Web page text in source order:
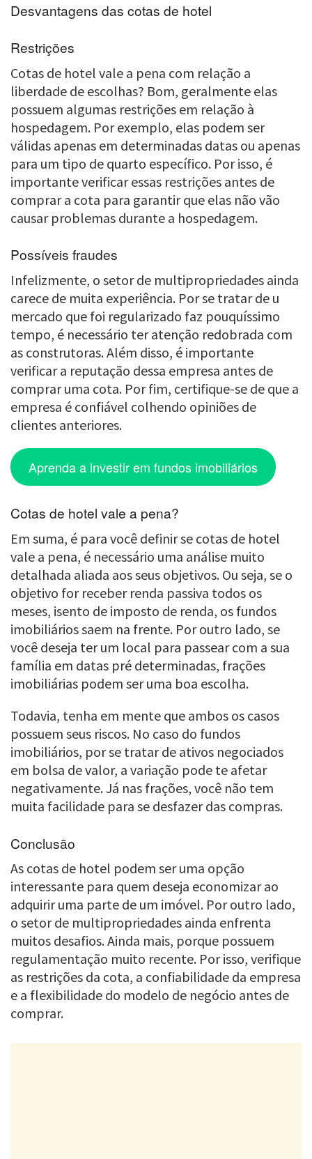
Desvantagens das cotas de hotel
Restrições
Cotas de hotel vale a pena com relação a
liberdade de escolhas? Bom, geralmente elas
possuem algumas restrições em relação à
hospedagem. Por exemplo, elas podem ser
válidas apenas em determinadas datas ou apenas
para um tipo de quarto específico. Por isso, é
importante verificar essas restrições antes de
comprar a cota para garantir que elas não vão
causar problemas durante a hospedagem.
Possíveis fraudes
Infelizmente, o setor de multipropriedades ainda
carece de muita experiência. Por se tratar de u
mercado que foi regularizado faz pouquíssimo
tempo, é necessário ter atenção redobrada com
as construtoras. Além disso, é importante
verificar a reputação dessa empresa antes de
comprar uma cota. Por fim, certifique-se de que a
empresa é confiável colhendo opiniões de
clientes anteriores.
Aprenda a investir em fundos imobiliários
Cotas de hotel vale a pena?
Em suma, é para você definir se cotas de hotel
vale a pena, é necessário uma análise muito
detalhada aliada aos seus objetivos. Ou seja, se o
objetivo for receber renda passiva todos os
meses, isento de imposto de renda, os fundos
imobiliários saem na frente. Por outro lado, se
você deseja ter um local para passear com a sua
família em datas pré determinadas, frações
imobiliárias podem ser uma boa escolha.
Todavia, tenha em mente que ambos os casos
possuem seus riscos. No caso do fundos
imobiliários, por se tratar de ativos negociados
em bolsa de valor, a variação pode te afetar
negativamente. Já nas frações, você não tem
muita facilidade para se desfazer das compras.
Conclusão
As cotas de hotel podem ser uma opção
interessante para quem deseja economizar ao
adquirir uma parte de um imóvel. Por outro lado,
o setor de multipropriedades ainda enfrenta
muitos desafios. Ainda mais, porque possuem
regulamentação muito recente. Por isso, verifique
as restrições da cota, a confiabilidade da empresa
e a flexibilidade do modelo de negócio antes de
comprar.